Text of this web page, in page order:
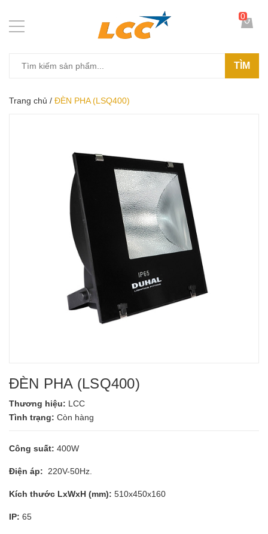
TÌM
0
Trang chủ / ĐÈN PHA (LSQ400)
ĐÈN PHA (LSQ400)
Thương hiệu: LCC
Tình trạng: Còn hàng
Công suất: 400W
Điện áp: 220V-50Hz.
Kích thước LxWxH (mm): 510x450x160
IP: 65